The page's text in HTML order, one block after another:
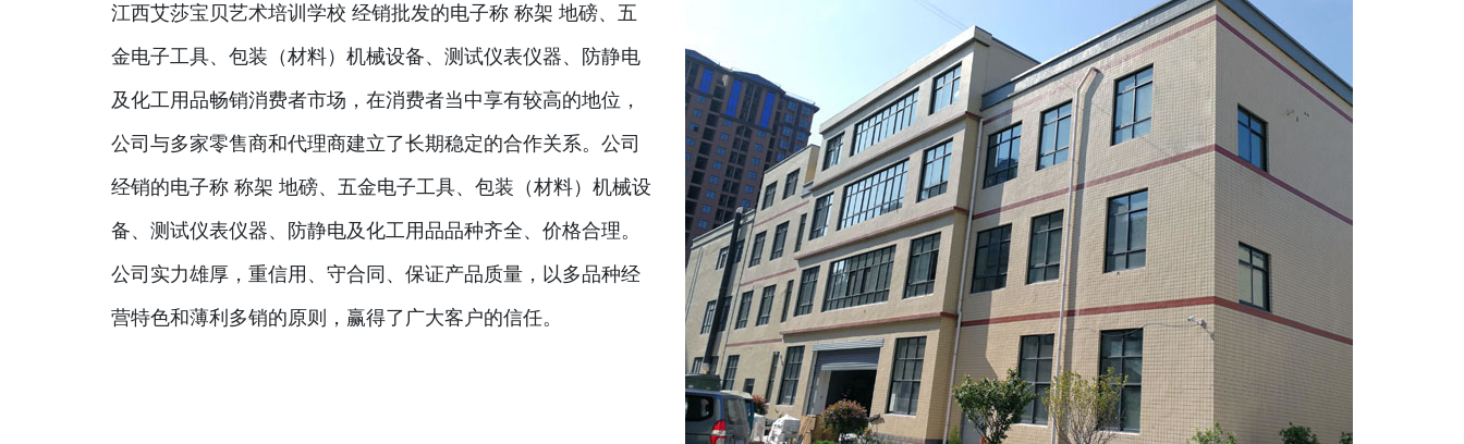
江西艾莎宝贝艺术培训学校 经销批发的电子称 称架 地磅、五
金电子工具、包装（材料）机械设备、测试仪表仪器、防静电
及化工用品畅销消费者市场，在消费者当中享有较高的地位，
公司与多家零售商和代理商建立了长期稳定的合作关系。公司
经销的电子称 称架 地磅、五金电子工具、包装（材料）机械设
备、测试仪表仪器、防静电及化工用品品种齐全、价格合理。
公司实力雄厚，重信用、守合同、保证产品质量，以多品种经
营特色和薄利多销的原则，赢得了广大客户的信任。